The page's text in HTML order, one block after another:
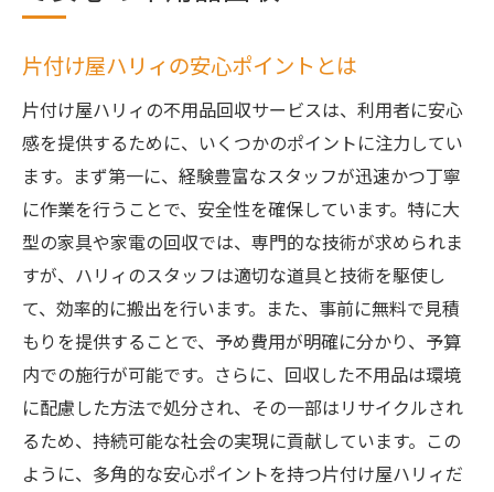
片付け屋ハリィの安心ポイントとは
片付け屋ハリィの不用品回収サービスは、利用者に安心
感を提供するために、いくつかのポイントに注力してい
ます。まず第一に、経験豊富なスタッフが迅速かつ丁寧
に作業を行うことで、安全性を確保しています。特に大
型の家具や家電の回収では、専門的な技術が求められま
すが、ハリィのスタッフは適切な道具と技術を駆使し
て、効率的に搬出を行います。また、事前に無料で見積
もりを提供することで、予め費用が明確に分かり、予算
内での施行が可能です。さらに、回収した不用品は環境
に配慮した方法で処分され、その一部はリサイクルされ
るため、持続可能な社会の実現に貢献しています。この
ように、多角的な安心ポイントを持つ片付け屋ハリィだ